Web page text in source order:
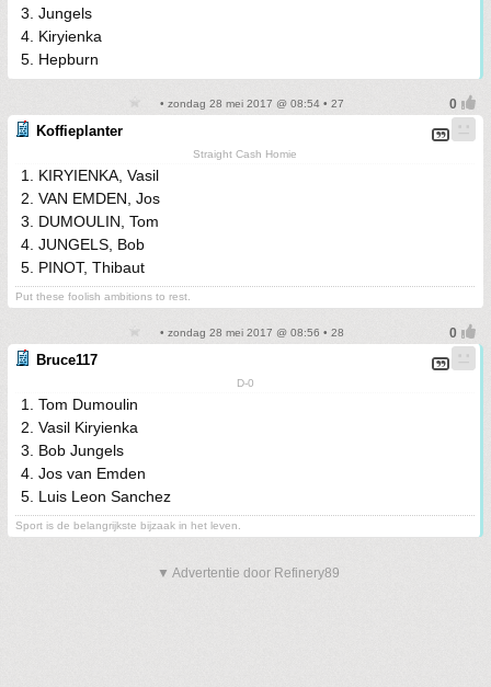
3. Jungels
4. Kiryienka
5. Hepburn
• zondag 28 mei 2017 @ 08:54 • 27
Koffieplanter
Straight Cash Homie
1. KIRYIENKA, Vasil
2. VAN EMDEN, Jos
3. DUMOULIN, Tom
4. JUNGELS, Bob
5. PINOT, Thibaut
Put these foolish ambitions to rest.
• zondag 28 mei 2017 @ 08:56 • 28
Bruce117
D-0
1. Tom Dumoulin
2. Vasil Kiryienka
3. Bob Jungels
4. Jos van Emden
5. Luis Leon Sanchez
Sport is de belangrijkste bijzaak in het leven.
▼ Advertentie door Refinery89